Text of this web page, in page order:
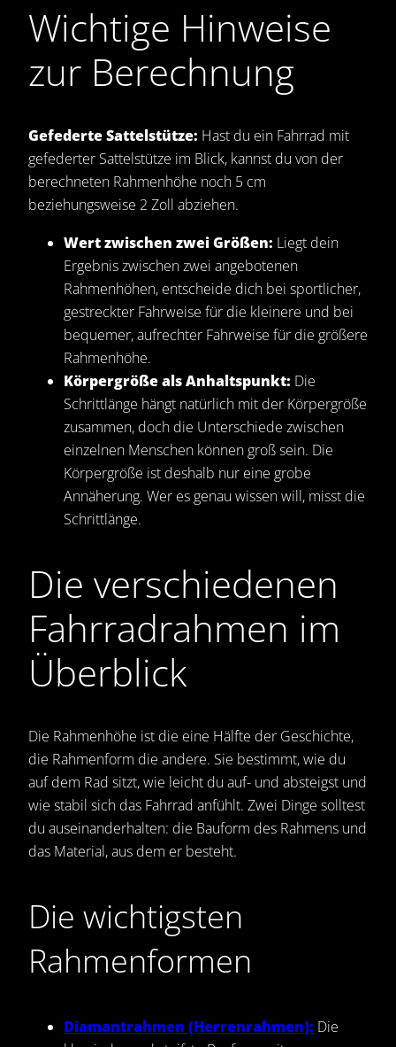
Wichtige Hinweise
zur Berechnung
Gefederte Sattelstütze: Hast du ein Fahrrad mit
gefederter Sattelstütze im Blick, kannst du von der
berechneten Rahmenhöhe noch 5 cm
beziehungsweise 2 Zoll abziehen.
Wert zwischen zwei Größen: Liegt dein
Ergebnis zwischen zwei angebotenen
Rahmenhöhen, entscheide dich bei sportlicher,
gestreckter Fahrweise für die kleinere und bei
bequemer, aufrechter Fahrweise für die größere
Rahmenhöhe.
Körpergröße als Anhaltspunkt: Die
Schrittlänge hängt natürlich mit der Körpergröße
zusammen, doch die Unterschiede zwischen
einzelnen Menschen können groß sein. Die
Körpergröße ist deshalb nur eine grobe
Annäherung. Wer es genau wissen will, misst die
Schrittlänge.
Die verschiedenen
Fahrradrahmen im
Überblick
Die Rahmenhöhe ist die eine Hälfte der Geschichte,
die Rahmenform die andere. Sie bestimmt, wie du
auf dem Rad sitzt, wie leicht du auf- und absteigst und
wie stabil sich das Fahrrad anfühlt. Zwei Dinge solltest
du auseinanderhalten: die Bauform des Rahmens und
das Material, aus dem er besteht.
Die wichtigsten
Rahmenformen
Diamantrahmen (Herrenrahmen): Die